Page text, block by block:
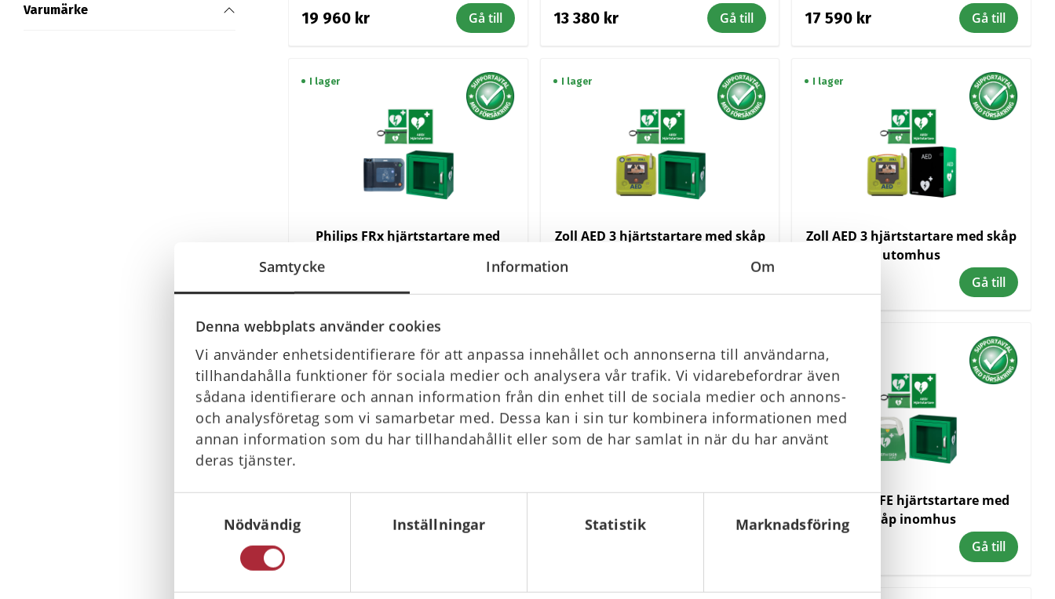
Samtycke Information Om
Denna webbplats använder cookies
Vi använder enhetsidentifierare för att anpassa innehållet och annonserna till användarna,
tillhandahålla funktioner för sociala medier och analysera vår trafik. Vi vidarebefordrar även
sådana identifierare och annan information från din enhet till de sociala medier och annons-
och analysföretag som vi samarbetar med. Dessa kan i sin tur kombinera informationen med
annan information som du har tillhandahållit eller som de har samlat in när du har använt
deras tjänster.
Nödvändig
Inställningar Statistik Marknadsföring
Varumärke 19 960 kr Gå till 13 380 kr Gå till 17 590 kr Gå till
I lager
Philips FRx hjärtstartare med
I lager
Zoll AED 3 hjärtstartare med skåp
I lager
Zoll AED 3 hjärtstartare med skåp
utomhus
Gå till
I lager
skåp inomhus
I lager
skåp utomhus
DefiSign LIFE hjärtstartare med
skåp inomhus
Gå till